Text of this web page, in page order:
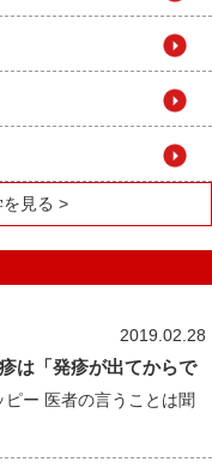
見る >
2019.02.28
は「発疹が出てからで
ピー 医者の言うことは聞